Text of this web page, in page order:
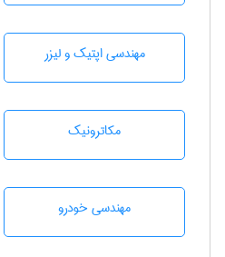
مهندسی اپتیک و لیزر
مکاترونیک
مهندسی خودرو